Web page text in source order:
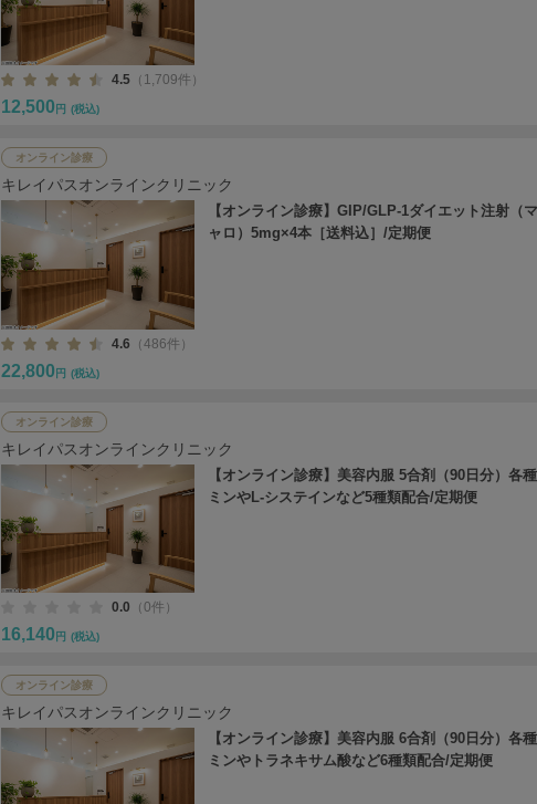
4.5 （1,709件）
12,500 円 (税込)
オンライン診療
キレイパスオンラインクリニック
【オンライン診療】GIP/GLP-1ダイエット注射（
ャロ）5mg×4本［送料込］/定期便
4.6 （486件）
22,800 円 (税込)
オンライン診療
キレイパスオンラインクリニック
【オンライン診療】美容内服 5合剤（90日分）各
ミンやL-システインなど5種類配合/定期便
0.0 （0件）
16,140 円 (税込)
オンライン診療
キレイパスオンラインクリニック
【オンライン診療】美容内服 6合剤（90日分）各
ミンやトラネキサム酸など6種類配合/定期便